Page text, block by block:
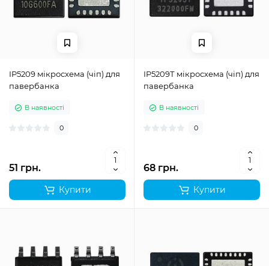
IP5209 мікросхема (чіп) для
павербанка
В наявності
0
51 грн.
Купити
IP5209Т мікросхема (чіп) для
павербанка
В наявності
0
68 грн.
Купити